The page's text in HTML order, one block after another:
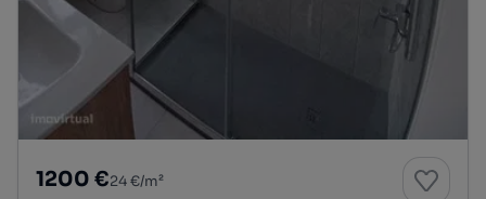
1200 €24 €/m²